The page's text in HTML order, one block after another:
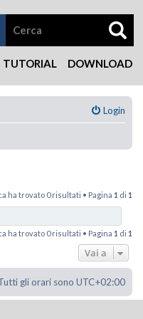
TUTORIAL DOWNLOAD
Login
ha trovato 0 risultati • Pagina 1 di 1
ha trovato 0 risultati • Pagina 1 di 1
Vai a
gli orari sono UTC+02:00